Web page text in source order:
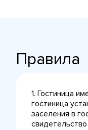
Правила
1. Гостиница
гостиница
заселения в